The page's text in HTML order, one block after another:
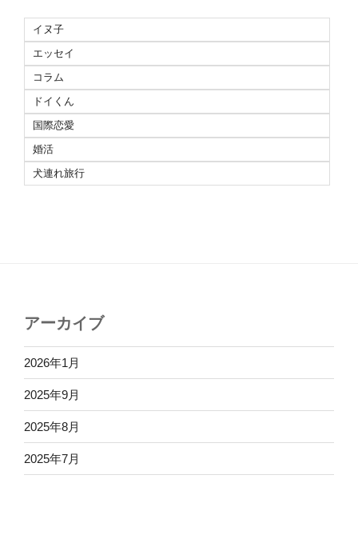
イヌ子
エッセイ
コラム
ドイくん
国際恋愛
婚活
犬連れ旅行
アーカイブ
2026年1月
2025年9月
2025年8月
2025年7月